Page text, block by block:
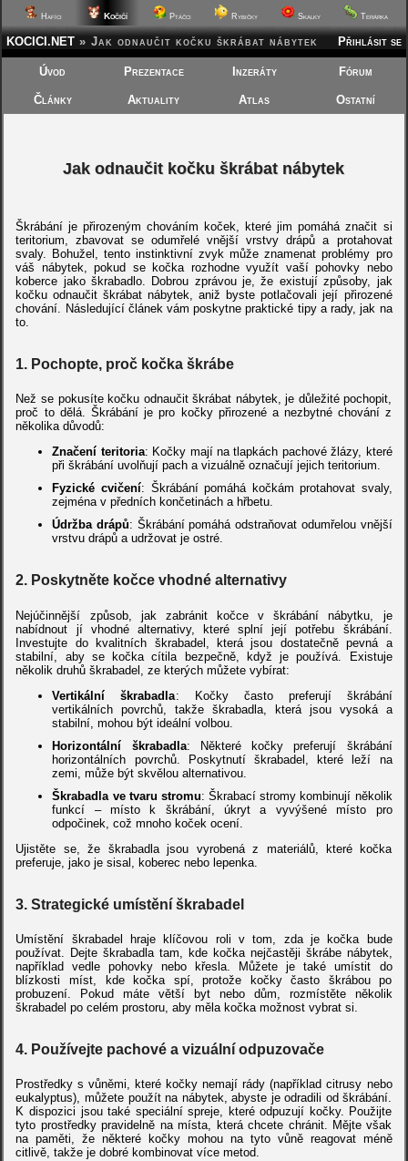
Hafíci Kočičí Ptáčci Rybičky Skalky Terárka
Přihlásit se
KOCICI.NET » Jak odnaučit kočku škrábat nábytek
Úvod Prezentace Inzeráty Fórum
Články Aktuality Atlas Ostatní
Jak odnaučit kočku škrábat nábytek
Škrábání je přirozeným chováním koček, které jim pomáhá značit si
teritorium, zbavovat se odumřelé vnější vrstvy drápů a protahovat
svaly. Bohužel, tento instinktivní zvyk může znamenat problémy pro
váš nábytek, pokud se kočka rozhodne využít vaší pohovky nebo
koberce jako škrabadlo. Dobrou zprávou je, že existují způsoby, jak
kočku odnaučit škrábat nábytek, aniž byste potlačovali její přirozené
chování. Následující článek vám poskytne praktické tipy a rady, jak na
to.
1. Pochopte, proč kočka škrábe
Než se pokusíte kočku odnaučit škrábat nábytek, je důležité pochopit,
proč to dělá. Škrábání je pro kočky přirozené a nezbytné chování z
několika důvodů:
Značení teritoria: Kočky mají na tlapkách pachové žlázy, které
při škrábání uvolňují pach a vizuálně označují jejich teritorium.
Fyzické cvičení: Škrábání pomáhá kočkám protahovat svaly,
zejména v předních končetinách a hřbetu.
Údržba drápů: Škrábání pomáhá odstraňovat odumřelou vnější
vrstvu drápů a udržovat je ostré.
2. Poskytněte kočce vhodné alternativy
Nejúčinnější způsob, jak zabránit kočce v škrábání nábytku, je
nabídnout jí vhodné alternativy, které splní její potřebu škrábání.
Investujte do kvalitních škrabadel, která jsou dostatečně pevná a
stabilní, aby se kočka cítila bezpečně, když je používá. Existuje
několik druhů škrabadel, ze kterých můžete vybírat:
Vertikální škrabadla: Kočky často preferují škrábání
vertikálních povrchů, takže škrabadla, která jsou vysoká a
stabilní, mohou být ideální volbou.
Horizontální škrabadla: Některé kočky preferují škrábání
horizontálních povrchů. Poskytnutí škrabadel, které leží na
zemi, může být skvělou alternativou.
Škrabadla ve tvaru stromu: Škrabací stromy kombinují několik
funkcí – místo k škrábání, úkryt a vyvýšené místo pro
odpočinek, což mnoho koček ocení.
Ujistěte se, že škrabadla jsou vyrobená z materiálů, které kočka
preferuje, jako je sisal, koberec nebo lepenka.
3.Strategické umístění škrabadel
Umístění škrabadel hraje klíčovou roli v tom, zda je kočka bude
používat. Dejte škrabadla tam, kde kočka nejčastěji škrábe nábytek,
například vedle pohovky nebo křesla. Můžete je také umístit do
blízkosti míst, kde kočka spí, protože kočky často škrábou po
probuzení. Pokud máte větší byt nebo dům, rozmístěte několik
škrabadel po celém prostoru, aby měla kočka možnost vybrat si.
4. Používejte pachové a vizuální odpuzovače
Prostředky s vůněmi, které kočky nemají rády (například citrusy nebo
eukalyptus), můžete použít na nábytek, abyste je odradili od škrábání.
K dispozici jsou také speciální spreje, které odpuzují kočky. Použijte
tyto prostředky pravidelně na místa, která chcete chránit. Mějte však
na paměti, že některé kočky mohou na tyto vůně reagovat méně
citlivě, takže je dobré kombinovat více metod.